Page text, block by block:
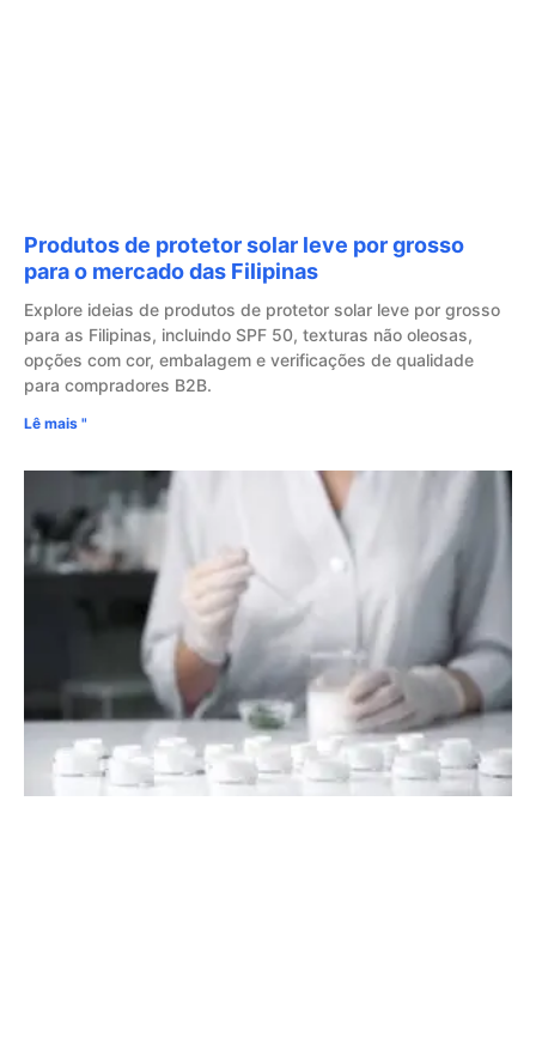
Produtos de protetor solar leve por grosso
para o mercado das Filipinas
Explore ideias de produtos de protetor solar leve por grosso
para as Filipinas, incluindo SPF 50, texturas não oleosas,
opções com cor, embalagem e verificações de qualidade
para compradores B2B.
Lê mais "